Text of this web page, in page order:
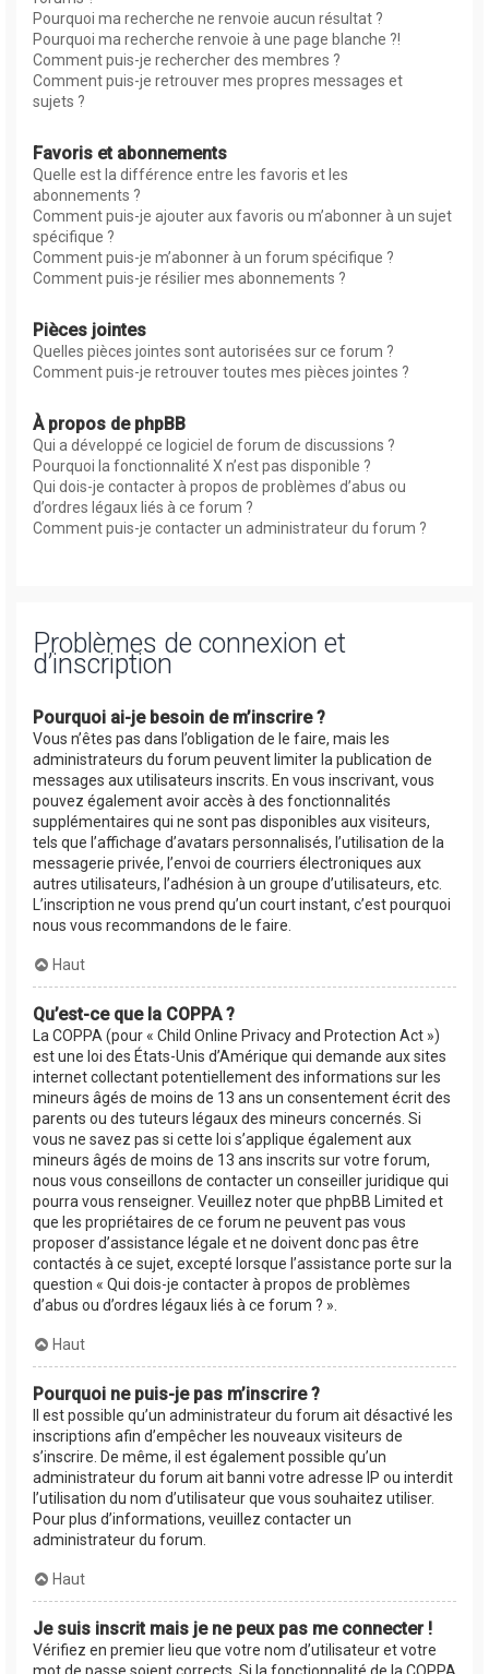
Pourquoi ma recherche ne renvoie aucun résultat ?
Pourquoi ma recherche renvoie à une page blanche ?!
Comment puis-je rechercher des membres ?
Comment puis-je retrouver mes propres messages et
sujets ?
Favoris et abonnements
Quelle est la différence entre les favoris et les
abonnements ?
Comment puis-je ajouter aux favoris ou m’abonner à un sujet
spécifique ?
Comment puis-je m’abonner à un forum spécifique ?
Comment puis-je résilier mes abonnements ?
Pièces jointes
Quelles pièces jointes sont autorisées sur ce forum ?
Comment puis-je retrouver toutes mes pièces jointes ?
À propos de phpBB
Qui a développé ce logiciel de forum de discussions ?
Pourquoi la fonctionnalité X n’est pas disponible ?
Qui dois-je contacter à propos de problèmes d’abus ou
d’ordres légaux liés à ce forum ?
Comment puis-je contacter un administrateur du forum ?
Problèmes de connexion et
d’inscription
Pourquoi ai-je besoin de m’inscrire ?
Vous n’êtes pas dans l’obligation de le faire, mais les
administrateurs du forum peuvent limiter la publication de
messages aux utilisateurs inscrits. En vous inscrivant, vous
pouvez également avoir accès à des fonctionnalités
supplémentaires qui ne sont pas disponibles aux visiteurs,
tels que l’affichage d’avatars personnalisés, l’utilisation de la
messagerie privée, l’envoi de courriers électroniques aux
autres utilisateurs, l’adhésion à un groupe d’utilisateurs, etc.
L’inscription ne vous prend qu’un court instant, c’est pourquoi
nous vous recommandons de le faire.
Haut
Qu’est-ce que la COPPA ?
La COPPA (pour « Child Online Privacy and Protection Act »)
est une loi des États-Unis d’Amérique qui demande aux sites
internet collectant potentiellement des informations sur les
mineurs âgés de moins de 13 ans un consentement écrit des
parents ou des tuteurs légaux des mineurs concernés. Si
vous ne savez pas si cette loi s’applique également aux
mineurs âgés de moins de 13 ans inscrits sur votre forum,
nous vous conseillons de contacter un conseiller juridique qui
pourra vous renseigner. Veuillez noter que phpBB Limited et
que les propriétaires de ce forum ne peuvent pas vous
proposer d’assistance légale et ne doivent donc pas être
contactés à ce sujet, excepté lorsque l’assistance porte sur la
question « Qui dois-je contacter à propos de problèmes
d’abus ou d’ordres légaux liés à ce forum ? ».
Haut
Pourquoi ne puis-je pas m’inscrire ?
Il est possible qu’un administrateur du forum ait désactivé les
inscriptions afin d’empêcher les nouveaux visiteurs de
s’inscrire. De même, il est également possible qu’un
administrateur du forum ait banni votre adresse IP ou interdit
l’utilisation du nom d’utilisateur que vous souhaitez utiliser.
Pour plus d’informations, veuillez contacter un
administrateur du forum.
Haut
Je suis inscrit mais je ne peux pas me connecter !
Vérifiez en premier lieu que votre nom d’utilisateur et votre
mot de passe soient corrects. Si la fonctionnalité de la COPPA